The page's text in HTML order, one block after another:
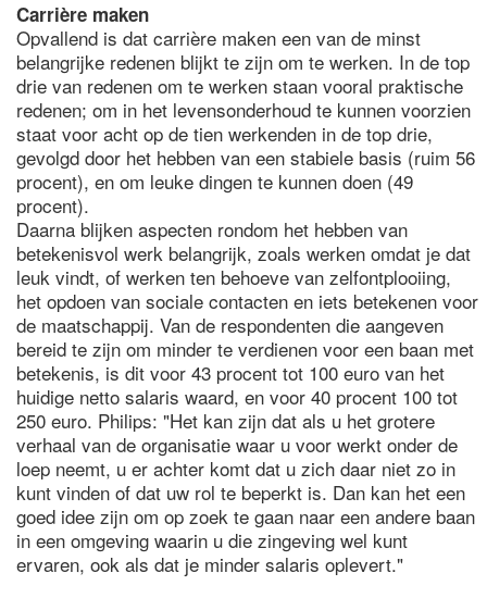
Carrière maken
Opvallend is dat carrière maken een van de minst
belangrijke redenen blijkt te zijn om te werken. In de top
drie van redenen om te werken staan vooral praktische
redenen; om in het levensonderhoud te kunnen voorzien
staat voor acht op de tien werkenden in de top drie,
gevolgd door het hebben van een stabiele basis (ruim 56
procent), en om leuke dingen te kunnen doen (49
procent).
Daarna blijken aspecten rondom het hebben van
betekenisvol werk belangrijk, zoals werken omdat je dat
leuk vindt, of werken ten behoeve van zelfontplooiing,
het opdoen van sociale contacten en iets betekenen voor
de maatschappij. Van de respondenten die aangeven
bereid te zijn om minder te verdienen voor een baan met
betekenis, is dit voor 43 procent tot 100 euro van het
huidige netto salaris waard, en voor 40 procent 100 tot
250 euro. Philips: "Het kan zijn dat als u het grotere
verhaal van de organisatie waar u voor werkt onder de
loep neemt, u er achter komt dat u zich daar niet zo in
kunt vinden of dat uw rol te beperkt is. Dan kan het een
goed idee zijn om op zoek te gaan naar een andere baan
in een omgeving waarin u die zingeving wel kunt
ervaren, ook als dat je minder salaris oplevert."